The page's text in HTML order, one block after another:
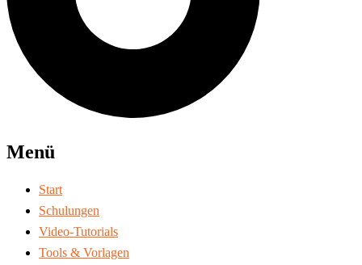
Menü
Start
Schulungen
Video-Tutorials
Tools & Vorlagen